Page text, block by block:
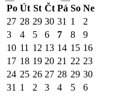
Po Út St Čt Pá So Ne
27 28 29 30 31 1
2
3
4 5 6 7 8
9
10 11 12 13 14 15 16
17 18 19 20 21 22 23
24 25 26 27 28 29 30
31 1 2 3 4 5 6